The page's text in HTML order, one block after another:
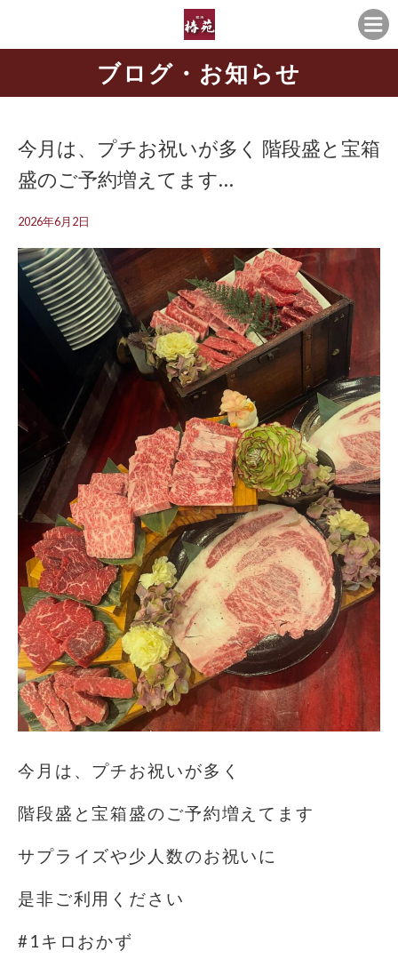
ブログ・お知らせ
今月は、プチお祝い️が多く 階段盛と宝箱
盛のご予約増えてます…
2026年6月2日
今月は、プチお祝い️が多く
階段盛と宝箱盛のご予約増えてます
サプライズや少人数のお祝いに
是非ご利用ください
#1キロおかず